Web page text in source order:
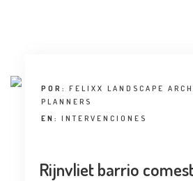
COLABORADORES
POR: FELIXX LANDSCAPE
PLANNERS
EN: INTERVENCIONES
Rijnvliet barrio